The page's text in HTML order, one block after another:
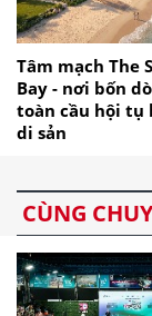
Tâm mạch The
Bay - nơi bốn
toàn cầu hội tụ
di sản
CÙNG